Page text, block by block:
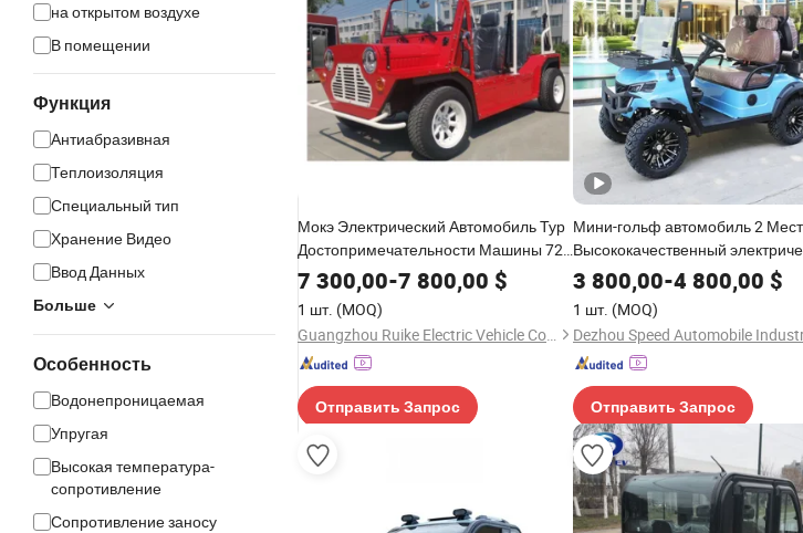
на открытом воздухе
В помещении
Функция
Антиабразивная
Теплоизоляция
Специальный тип
Хранение Видео
Ввод Данных
Больше
Особенность
Водонепроницаемая
Упругая
Высокая температура-
сопротивление
Сопротивление заносу
Мокэ Электрический Автомобиль Тур
Достопримечательности Машины 72V
Литийный Аккумулятор 96V Топливо
Индивидуальный 4 Сиденья
Электрический Автомобиль
7 300,00-7 800,00 $
1 шт. (MOQ)
Guangzhou Ruike Electric Vehicle Co., Ltd.
Отправить Запрос
Мини-гольф автомобиль 2
Высококачественный
клубный автомобиль 4 Привод на
колеса Производитель из Китая
Индивидуальный гольф-багги
3 800,00-4 800,00 $
1 шт. (MOQ)
Отправить Запрос